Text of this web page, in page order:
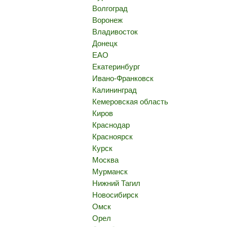
Волгоград
Воронеж
Владивосток
Донецк
ЕАО
Екатеринбург
Ивано-Франковск
Калининград
Кемеровская область
Киров
Краснодар
Красноярск
Курск
Москва
Мурманск
Нижний Тагил
Новосибирск
Омск
Орел